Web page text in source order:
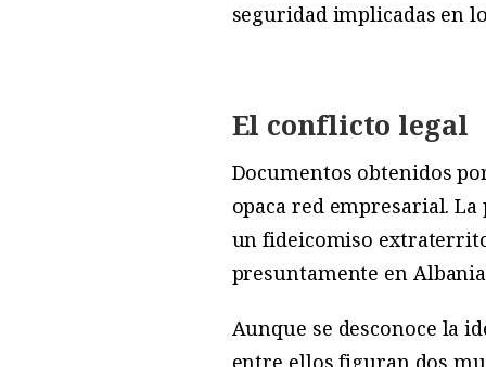
seguridad implicadas en
El conflicto legal
Documentos obtenidos
opaca red empresarial.
un fideicomiso
presuntamente en
Aunque se desconoce la
entre ellos figuran dos